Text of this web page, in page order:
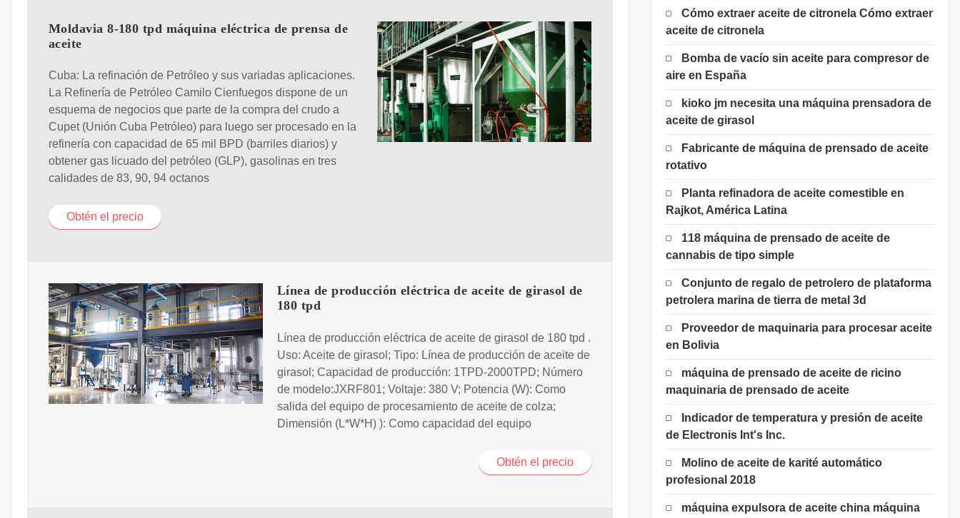
Moldavia 8-180 tpd máquina eléctrica de prensa de
aceite
Cuba: La refinación de Petróleo y sus variadas aplicaciones.
La Refinería de Petróleo Camilo Cienfuegos dispone de un
esquema de negocios que parte de la compra del crudo a
Cupet (Unión Cuba Petróleo) para luego ser procesado en la
refinería con capacidad de 65 mil BPD (barriles diarios) y
obtener gas licuado del petróleo (GLP), gasolinas en tres
calidades de 83, 90, 94 octanos
Obtén el precio
Línea de producción eléctrica de aceite de girasol de
180 tpd
Línea de producción eléctrica de aceite de girasol de 180 tpd .
Uso: Aceite de girasol; Tipo: Línea de producción de aceite de
girasol; Capacidad de producción: 1TPD-2000TPD; Número
de modelo:JXRF801; Voltaje: 380 V; Potencia (W): Como
salida del equipo de procesamiento de aceite de colza;
Dimensión (L*W*H) ): Como capacidad del equipo
Obtén el precio
Cómo extraer aceite de citronela Cómo extraer
aceite de citronela
Bomba de vacío sin aceite para compresor de
aire en España
kioko jm necesita una máquina prensadora de
aceite de girasol
Fabricante de máquina de prensado de aceite
rotativo
Planta refinadora de aceite comestible en
Rajkot, América Latina
118 máquina de prensado de aceite de
cannabis de tipo simple
Conjunto de regalo de petrolero de plataforma
petrolera marina de tierra de metal 3d
Proveedor de maquinaria para procesar aceite
en Bolivia
máquina de prensado de aceite de ricino
maquinaria de prensado de aceite
Indicador de temperatura y presión de aceite
de Electronis Int's Inc.
Molino de aceite de karité automático
profesional 2018
máquina expulsora de aceite china máquina